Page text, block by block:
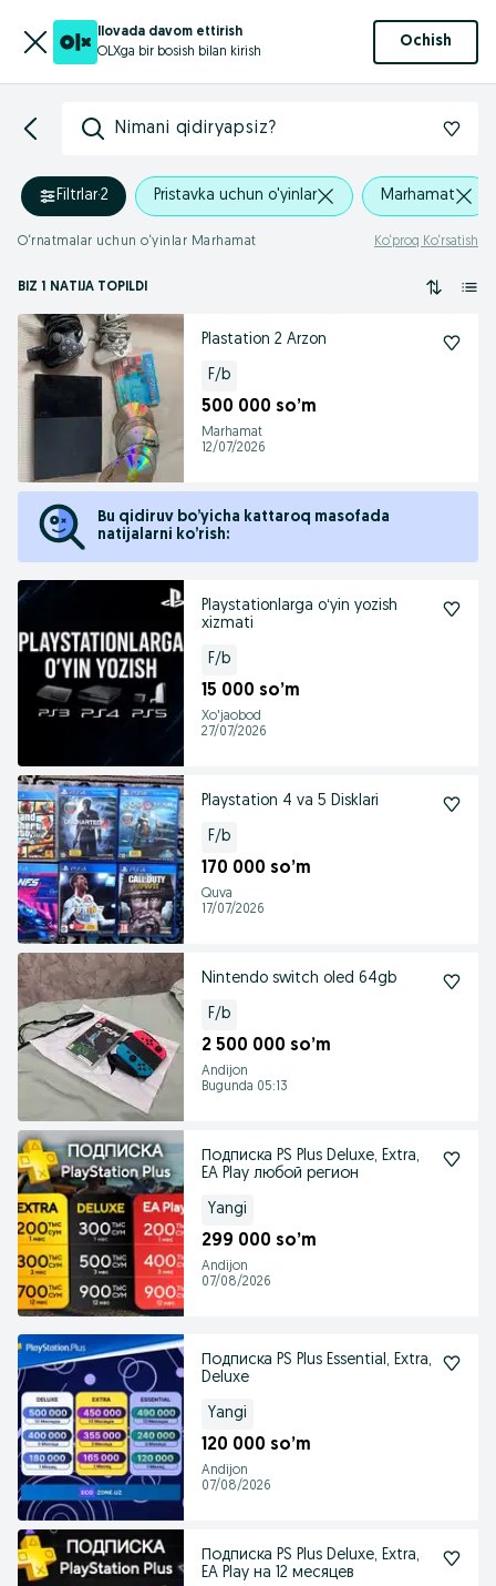
Ilovada davom ettirish
OLXga bir bosish bilan kirish
Ochish
Nimani qidiryapsiz?
Filtrlar·2 Pristavka uchun o'yinlar Marhamat
O‘rnatmalar uchun o‘yinlar Marhamat Ko‘proq Ko‘rsatish
BIZ 1 NATIJA TOPILDI
Plastation 2 Arzon
F/b
500 000 so’m
Marhamat
12/07/2026
Bu qidiruv bo’yicha kattaroq masofada
natijalarni ko’rish:
Playstationlarga oʻyin yozish
xizmati
F/b
15 000 so’m
Xo'jaobod
27/07/2026
Playstation 4 va 5 Disklari
F/b
170 000 so’m
Quva
17/07/2026
Nintendo switch oled 64gb
F/b
2 500 000 so’m
Andijon
Bugunda 05:13
Подписка PS Plus Deluxe, Extra,
EA Play любой регион
Yangi
299 000 so’m
Andijon
07/08/2026
Подписка PS Plus Essential, Extra,
Deluxe
Yangi
120 000 so’m
Andijon
07/08/2026
Подписка PS Plus Deluxe, Extra,
EA Play на 12 месяцев